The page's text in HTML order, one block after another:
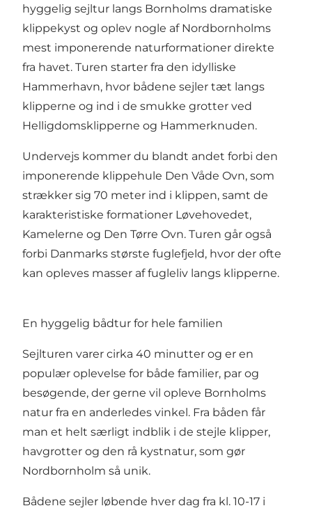
hyggelig sejltur langs Bornholms dramatiske
klippekyst og oplev nogle af Nordbornholms
mest imponerende naturformationer direkte
fra havet. Turen starter fra den idylliske
Hammerhavn, hvor bådene sejler tæt langs
klipperne og ind i de smukke grotter ved
Helligdomsklipperne og Hammerknuden.
Undervejs kommer du blandt andet forbi den
imponerende klippehule Den Våde Ovn, som
strækker sig 70 meter ind i klippen, samt de
karakteristiske formationer Løvehovedet,
Kamelerne og Den Tørre Ovn. Turen går også
forbi Danmarks største fuglefjeld, hvor der ofte
kan opleves masser af fugleliv langs klipperne.
En hyggelig bådtur for hele familien
Sejlturen varer cirka 40 minutter og er en
populær oplevelse for både familier, par og
besøgende, der gerne vil opleve Bornholms
natur fra en anderledes vinkel. Fra båden får
man et helt særligt indblik i de stejle klipper,
havgrotter og den rå kystnatur, som gør
Nordbornholm så unik.
Bådene sejler løbende hver dag fra kl. 10-17 i